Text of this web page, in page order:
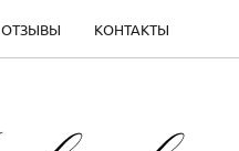
ОТЗЫВЫ КОНТАКТЫ